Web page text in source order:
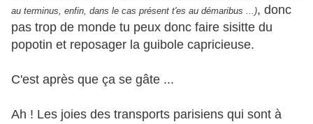
au terminus, enfin, dans le cas présent t'es au démaribus ...), donc
pas trop de monde tu peux donc faire sisitte du
popotin et reposager la guibole capricieuse.
C'est après que ça se gâte ...
Ah ! Les joies des transports parisiens qui sont à